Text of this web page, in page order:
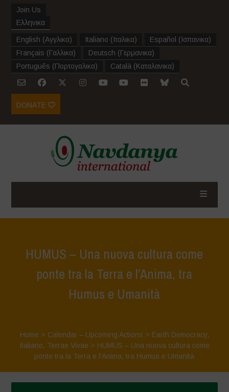
Join Us
Ελληνικα
English (Αγγλικα) Italiano (Ιταλικα) Español (Ισπανικα)
Français (Γαλλικα) Deutsch (Γερμανικα)
Português (Πορτογαλικα) Català (Καταλανικα)
DONATE
HUMUS – Una nuova cultura come
ponte tra la Terra e l’Anima, tra
Humus e Umanità
Home > Calendar – Upcoming Actions > Earth Democracy,
Italiano, Terrae Vivae > HUMUS – Una nuova cultura come
ponte tra la Terra e l’Anima, tra Humus e Umanità